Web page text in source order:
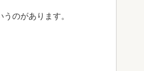
のがあります。